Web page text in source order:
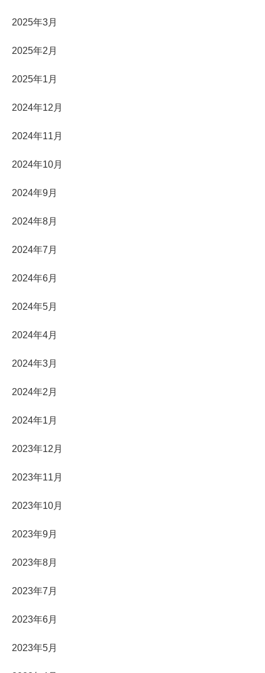
2025年3月
2025年2月
2025年1月
2024年12月
2024年11月
2024年10月
2024年9月
2024年8月
2024年7月
2024年6月
2024年5月
2024年4月
2024年3月
2024年2月
2024年1月
2023年12月
2023年11月
2023年10月
2023年9月
2023年8月
2023年7月
2023年6月
2023年5月